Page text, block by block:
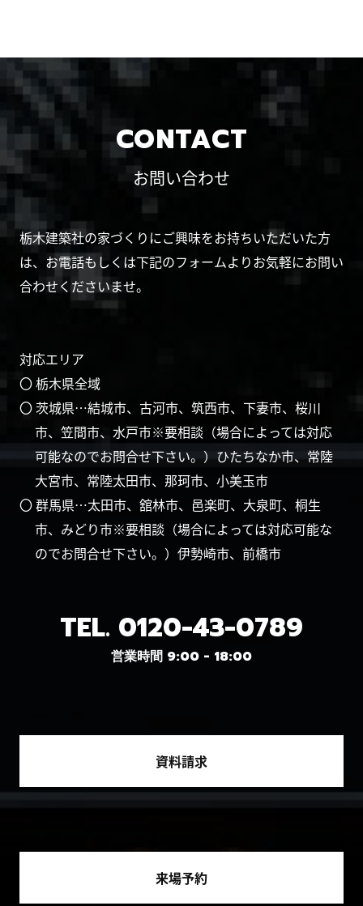
CONTACT
お問い合わせ
栃木建築社の家づくりにご興味をお持ちいただいた方
は、お電話もしくは下記のフォームよりお気軽にお問い
合わせくださいませ。
対応エリア
〇 栃木県全域
〇 茨城県…結城市、古河市、筑西市、下妻市、桜川
市、笠間市、水戸市※要相談（場合によっては対応
可能なのでお問合せ下さい。）ひたちなか市、常陸
大宮市、常陸太田市、那珂市、小美玉市
〇 群馬県…太田市、舘林市、邑楽町、大泉町、桐生
市、みどり市※要相談（場合によっては対応可能な
のでお問合せ下さい。）伊勢崎市、前橋市
TEL. 0120-43-0789
営業時間 9:00 - 18:00
資料請求
来場予約